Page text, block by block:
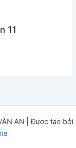
11
AN | Được tạo bởi